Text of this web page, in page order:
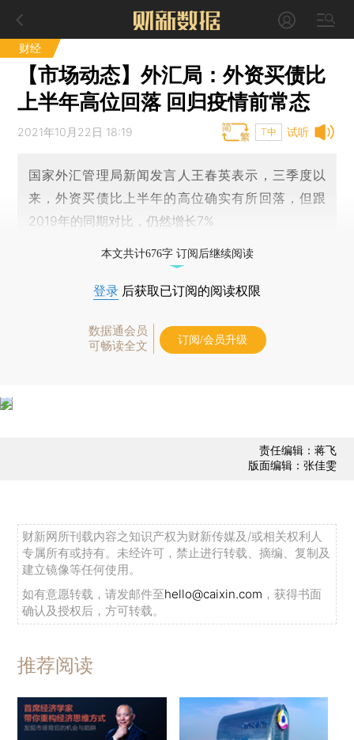
财经
【市场动态】外汇局：外资买债比
上半年高位回落 回归疫情前常态
试听
2021年10月22日 18:19 T中
国家外汇管理局新闻发言人王春英表示，三季度以
来，外资买债比上半年的高位确实有所回落，但跟
2019年的同期对比，仍然增长7%
本文共计676字 订阅后继续阅读
登录 后获取已订阅的阅读权限
数据通会员
可畅读全文
订阅/会员升级
责任编辑：蒋飞
版面编辑：张佳雯
财新网所刊载内容之知识产权为财新传媒及/或相关权利人
专属所有或持有。未经许可，禁止进行转载、摘编、复制及
建立镜像等任何使用。
如有意愿转载，请发邮件至hello@caixin.com ，获得书面
确认及授权后，方可转载。
推荐阅读